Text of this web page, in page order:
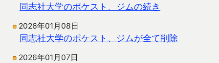
同志社大学のポケスト、ジムの続き
2026年01月08日
同志社大学のポケスト、ジムが全て削除
2026年01月07日